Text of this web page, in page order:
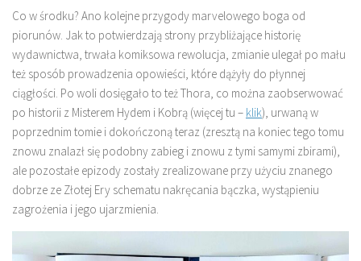
Co w środku? Ano kolejne przygody marvelowego boga od
piorunów. Jak to potwierdzają strony przybliżające historię
wydawnictwa, trwała komiksowa rewolucja, zmianie ulegał po mału
też sposób prowadzenia opowieści, które dążyły do płynnej
ciągłości. Po woli dosięgało to też Thora, co można zaobserwować
po historii z Misterem Hydem i Kobrą (więcej tu – klik), urwaną w
poprzednim tomie i dokończoną teraz (zresztą na koniec tego tomu
znowu znalazł się podobny zabieg i znowu z tymi samymi zbirami),
ale pozostałe epizody zostały zrealizowane przy użyciu znanego
dobrze ze Złotej Ery schematu nakręcania bączka, wystąpieniu
zagrożenia i jego ujarzmienia.